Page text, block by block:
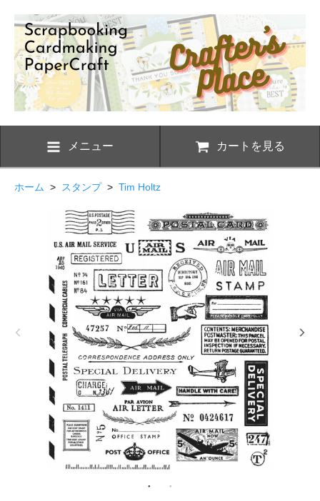
メニュー カートを見る
ホーム > スタンプ> Tim Holtz